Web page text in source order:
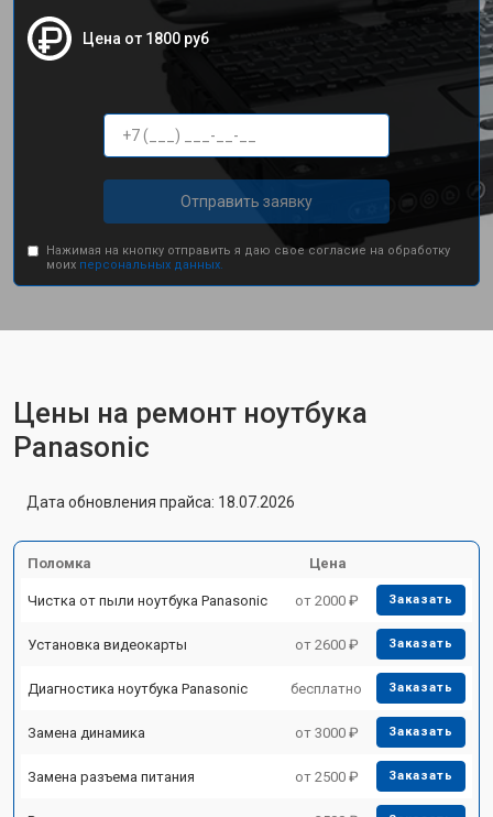
Цена от 1800 руб
Отправить заявку
Нажимая на кнопку отправить я даю свое согласие на обработку
моих персональных данных.
Цены на ремонт ноутбука
Panasonic
Дата обновления прайса: 18.07.2026
Поломка Цена
Чистка от пыли ноутбука Panasonic от 2000 ₽ Заказать
Установка видеокарты от 2600 ₽ Заказать
Диагностика ноутбука Panasonic бесплатно Заказать
Замена динамика от 3000 ₽ Заказать
Замена разъема питания от 2500 ₽ Заказать